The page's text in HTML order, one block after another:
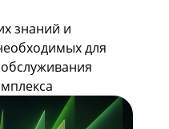
знаний и
для